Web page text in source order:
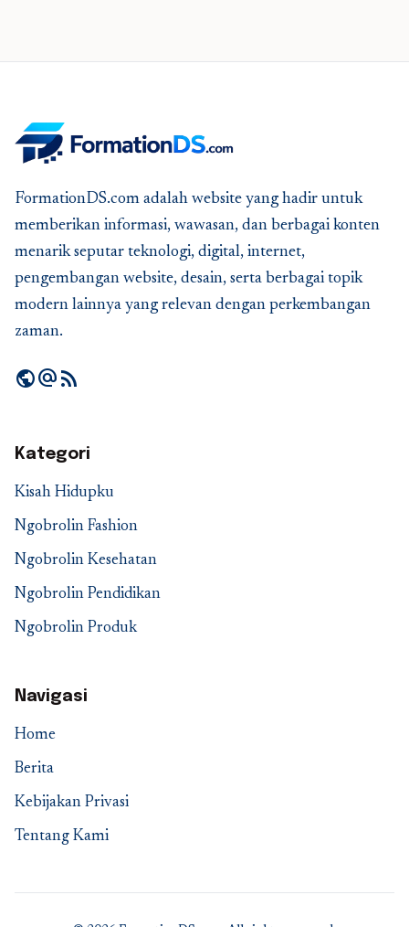
FormationDS.com adalah website yang hadir untuk
memberikan informasi, wawasan, dan berbagai konten
menarik seputar teknologi, digital, internet,
pengembangan website, desain, serta berbagai topik
modern lainnya yang relevan dengan perkembangan
zaman.
publicalternate_emailrss_feed
Kategori
Kisah Hidupku
Ngobrolin Fashion
Ngobrolin Kesehatan
Ngobrolin Pendidikan
Ngobrolin Produk
Navigasi
Home
Berita
Kebijakan Privasi
Tentang Kami